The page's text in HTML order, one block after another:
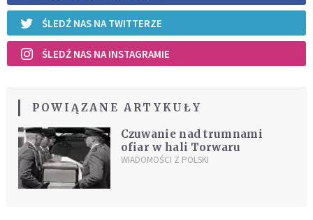
ŚLEDŹ NAS NA TWITTERZE
ŚLEDŹ NAS NA INSTAGRAMIE
POWIĄZANE ARTYKUŁY
Czuwanie nad trumnami
ofiar w hali Torwaru
WIADOMOŚCI Z POLSKI